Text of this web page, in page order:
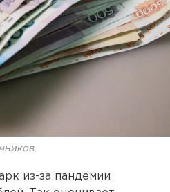
из-за пандемии